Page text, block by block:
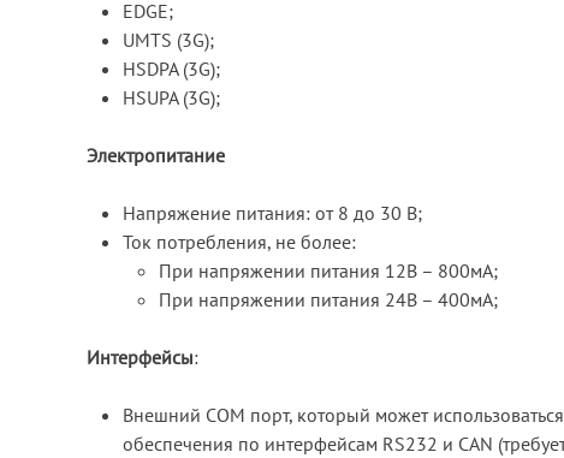
EDGE;
UMTS (3G);
HSDPA (3G);
HSUPA (3G);
Электропитание
Напряжение питания: от 8 до 30 В;
Ток потребления, не более:
При напряжении питания 12В – 800мА;
При напряжении питания 24В – 400мА;
Интерфейсы:
Внешний COM порт, который может
обеспечения по интерфейсам RS232 и CAN